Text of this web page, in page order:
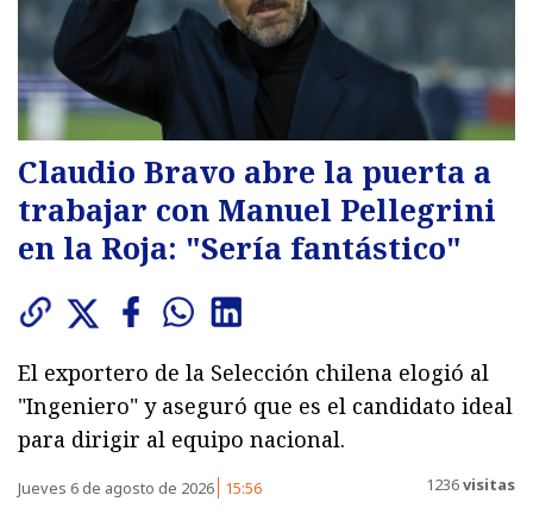
Claudio Bravo abre la puerta a
trabajar con Manuel Pellegrini
en la Roja: "Sería fantástico"
El exportero de la Selección chilena elogió al
"Ingeniero" y aseguró que es el candidato ideal
para dirigir al equipo nacional.
Jueves 6 de agosto de 2026 15:56 1236visitas